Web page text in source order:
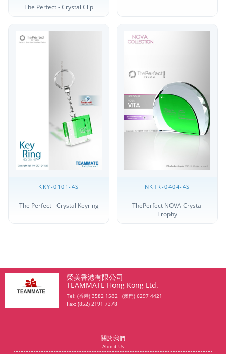
The Perfect - Crystal Clip
KKY-0101-4S
The Perfect - Crystal Keyring
NKTR-0404-4S
ThePerfect NOVA-Crystal
Trophy
榮美香港有限公司
TEAMMATE Hong Kong Ltd.
Tel: (香港) 3582 1582 (澳門) 6297 4421
Fax: (852) 2191 7378
關於我們
About Us